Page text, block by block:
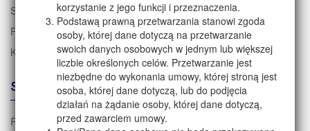
Strona główna
Firma GETEX
Kontakt
STREFA KLIENTA
Regulamin zakupów
korzystanie z jego funkcji i przeznaczenia.
Podstawą prawną przetwarzania stanowi zgoda
osoby, której dane dotyczą na przetwarzanie
swoich danych osobowych w jednym lub większej
liczbie określonych celów. Przetwarzanie jest
niezbędne do wykonania umowy, której stroną jest
osoba, której dane dotyczą, lub do podjęcia
działań na żądanie osoby, której dane dotyczą,
przed zawarciem umowy.